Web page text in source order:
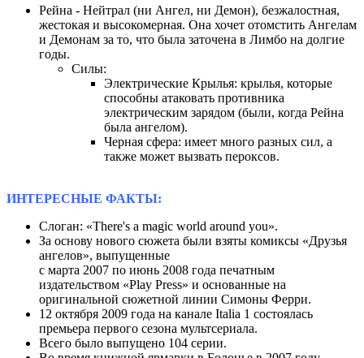
Рейна - Нейтрал (ни Ангел, ни Демон), безжалостная,
жестокая и высокомерная. Она хочет отомстить Ангелам
и Демонам за то, что была заточена в Лимбо на долгие
годы.
Силы:
Электрические Крылья: крылья, которые
способны атаковать противника
электрическим зарядом (были, когда Рейна
была ангелом).
Черная сфера: имеет много разных сил, а
также может вызвать пероксов.
ИНТЕРЕСНЫЕ ФАКТЫ:
Слоган: «There's a magic world around you».
За основу нового сюжета были взяты комиксы «Друзья
ангелов», выпущенные
с марта 2007 по июнь 2008 года печатным
издательством «Play Press» и основанные на
оригинальной сюжетной линии Симоны Ферри.
12 октября 2009 года на канале Italia 1 состоялась
премьера первого сезона мультсериала.
Всего было выпущено 104 серии.